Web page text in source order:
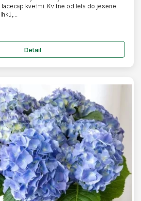
Detail
kvetmi. Kvitne od leta do jesene,